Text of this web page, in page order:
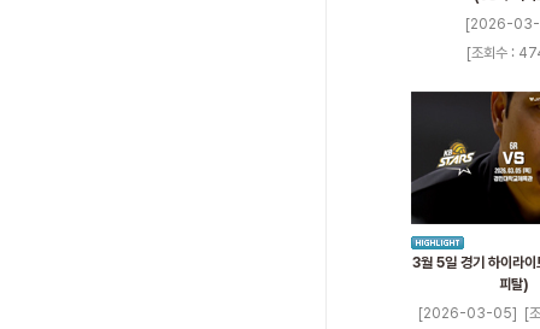
[2026-
[조회수 :
3월 5일 경기 하이라
피탈)
[2026-03-05]
[